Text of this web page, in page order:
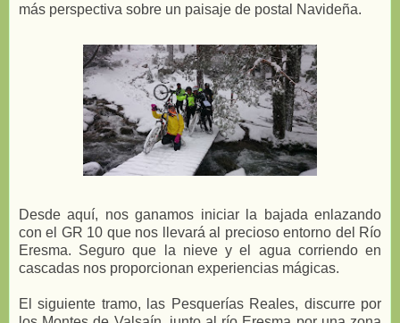
más perspectiva sobre un paisaje de postal Navideña.
Desde aquí, nos ganamos iniciar la bajada enlazando
con el GR 10 que nos llevará al precioso entorno del Río
Eresma. Seguro que la nieve y el agua corriendo en
cascadas nos proporcionan experiencias mágicas.
El siguiente tramo, las Pesquerías Reales, discurre por